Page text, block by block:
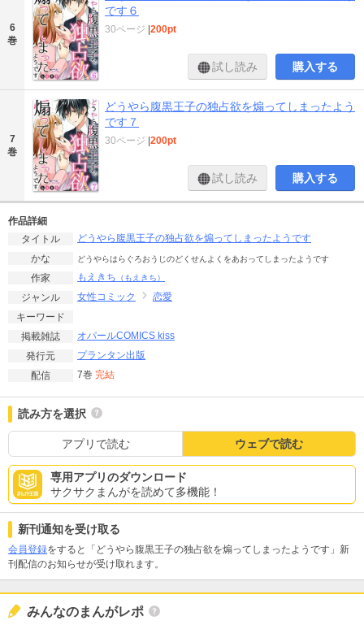
6
巻
です６
30ページ |200pt
試し読み 購入する
7
巻
どうやら腹黒王子の独占欲を煽ってしまったよう
です７
30ページ |200pt
試し読み 購入する
作品詳細
タイトル
どうやら腹黒王子の独占欲を煽ってしまったようです
かな
どうやらはらぐろおうじのどくせんよくをあおってしまったようです
作家 もえきち （もえきち）
ジャンル 女性コミック
恋愛
キーワード
掲載雑誌
オパールCOMICS kiss
発行元
プランタン出版
配信
7巻 完結
読み方を選択
アプリで読む ウェブで読む
専用アプリのダウンロード
サクサクまんがを読めて多機能！
新刊通知を受け取る
会員登録をすると「どうやら腹黒王子の独占欲を煽ってしまったようです」新
刊配信のお知らせが受け取れます。
みんなのまんがレポ